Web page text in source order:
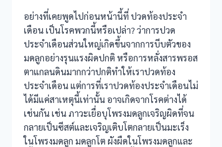
อย่างที่เคยพูดไปก่อนหน้านี้ที่ ปวดท้องประจำ
เดือน เป็นโรคพวกนี้หรือเปล่า? ว่าการปวด
ประจำเดือนส่วนใหญ่เกิดขึ้นจากการบีบตัวของ
มดลูกอย่างรุนแรงผิดปกติ หรือการหลั่งสารพรอส
ตาแกลนดินมากกว่าปกติทำให้เราปวดท้อง
ประจำเดือน แต่การที่เราปวดท้องประจำเดือนไม่
ได้มีแค่สาเหตุนี้เท่านั้น อาจเกิดจากโรคต่างได้
เช่นกัน เช่น ภาวะเยื่อบุโพรงมดลูกเจริญผิดที่จน
กลายเป็นซีสต์และเจริญเติบโตกลายเป็นมะเร็ง
ในโพรงมดลูก มดลูกโต ผังผืดในโพรงมดลูกและ